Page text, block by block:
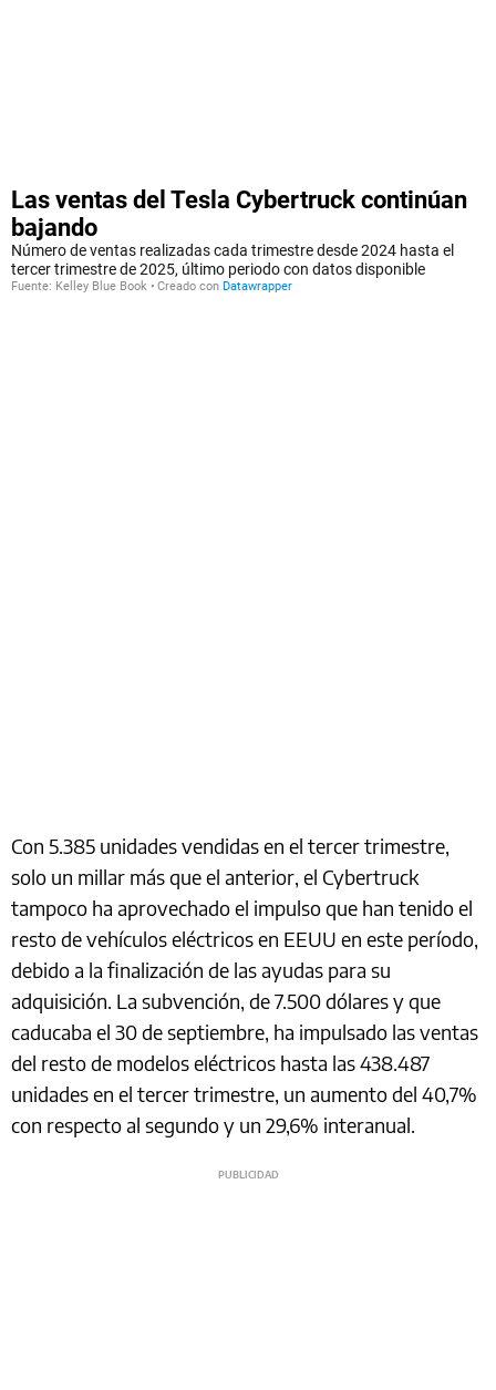
Con 5.385 unidades vendidas en el tercer trimestre,
solo un millar más que el anterior, el Cybertruck
tampoco ha aprovechado el impulso que han tenido el
resto de vehículos eléctricos en EEUU en este período,
debido a la finalización de las ayudas para su
adquisición. La subvención, de 7.500 dólares y que
caducaba el 30 de septiembre, ha impulsado las ventas
del resto de modelos eléctricos hasta las 438.487
unidades en el tercer trimestre, un aumento del 40,7%
con respecto al segundo y un 29,6% interanual.